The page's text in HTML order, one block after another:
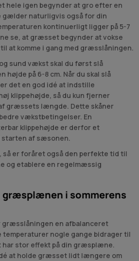
hele igen begynder at gro efter en
gælder naturligvis også for din
kontinuerligt ligger på 5-7
se, at græsset begynder at vokse
at komme i gang med græsslåningen.
sund vækst skal du først slå
højde på 6-8 cm. Når du skal slå
det en god idé at indstille
klippehøjde, så du kun fjerner
græssets længde. Dette skåner
vækstbetingelser. En
klippehøjde er derfor et
af sæsonen.
så er foråret også den perfekte tid til
og etablere en regelmæssig
græsplænen i sommerens
græsslåningen en afbalanceret
temperaturer nogle gange bidrager til
stor effekt på din græsplæne.
at holde græsset lidt længere om